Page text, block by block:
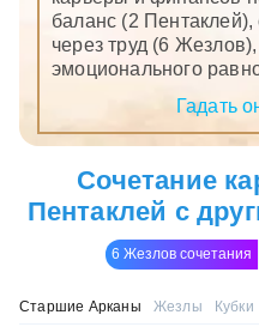
баланс (2
через труд (6
эмоционального
Гадать
Сочетание
Пентаклей с
6 Жезлов сочетания
Старшие Арканы Жезлы Кубки